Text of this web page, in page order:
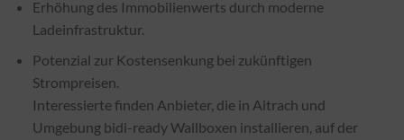
Erhöhung des Immobilienwerts durch moderne
Ladeinfrastruktur.
Potenzial zur Kostensenkung bei zukünftigen
Strompreisen.
Interessierte finden Anbieter, die in Aitrach und
Umgebung bidi-ready Wallboxen installieren, auf der